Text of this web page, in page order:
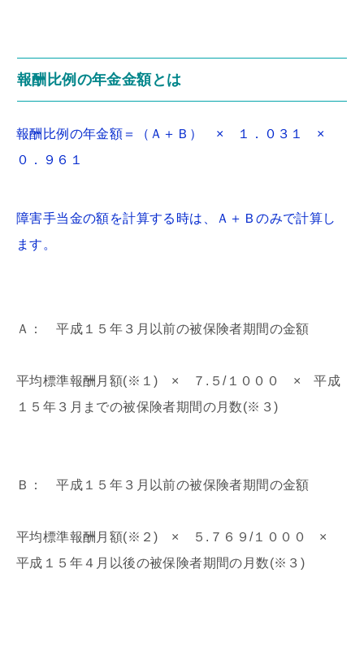
報酬比例の年金金額とは
報酬比例の年金額＝（Ａ＋Ｂ） × １．０３１ ×
０．９６１
障害手当金の額を計算する時は、Ａ＋Ｂのみで計算し
ます。
Ａ： 平成１５年３月以前の被保険者期間の金額
平均標準報酬月額(※１) × ７.５/１０００ × 平成
１５年３月までの被保険者期間の月数(※３)
Ｂ： 平成１５年３月以前の被保険者期間の金額
平均標準報酬月額(※２) × ５.７６９/１０００ ×
平成１５年４月以後の被保険者期間の月数(※３)